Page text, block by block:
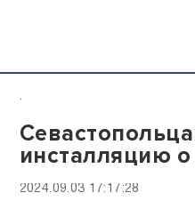
.
инсталляцию
2024.09.03 17:17:28